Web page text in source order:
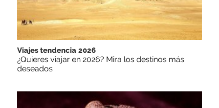
Viajes tendencia 2026
¿Quieres viajar en 2026? Mira los destinos más
deseados